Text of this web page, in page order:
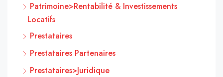
Patrimoine>Rentabilité & Investissements
Locatifs
Prestataires
Prestataires Partenaires
Prestataires>Juridique